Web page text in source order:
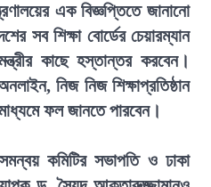
এক বিজ্ঞপ্তিতে জানানো
সব শিক্ষা বোর্ডের চেয়ারম্যান
কাছে হস্তান্তর করবেন।
নিজ নিজ শিক্ষাপ্রতিষ্ঠান
ফল জানতে পারবেন।
কমিটির সভাপতি ও ঢাকা